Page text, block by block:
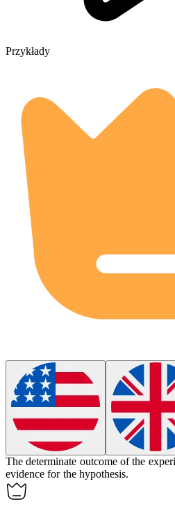
Przykłady
The determinate outcome of the
evidence for the hypothesis.